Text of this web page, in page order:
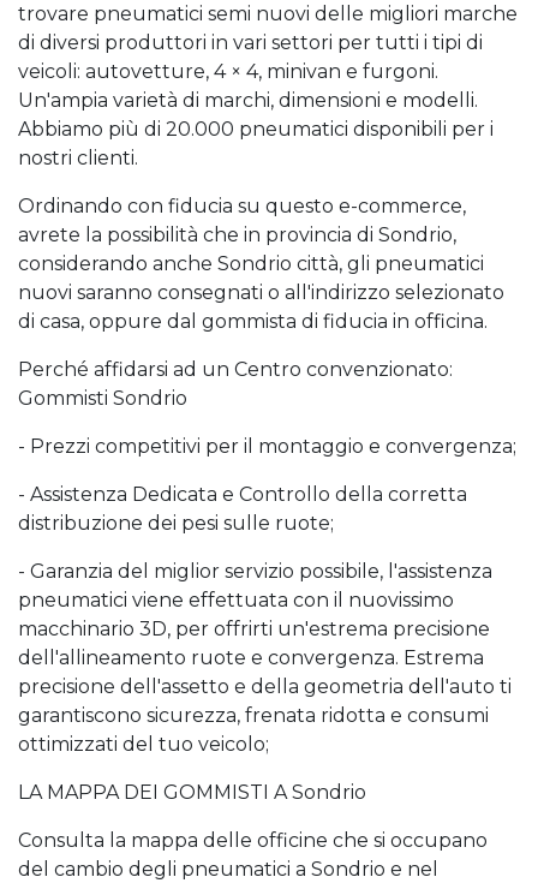
trovare pneumatici semi nuovi delle migliori marche
di diversi produttori in vari settori per tutti i tipi di
veicoli: autovetture, 4 × 4, minivan e furgoni.
Un'ampia varietà di marchi, dimensioni e modelli.
Abbiamo più di 20.000 pneumatici disponibili per i
nostri clienti.
Ordinando con fiducia su questo e-commerce,
avrete la possibilità che in provincia di Sondrio,
considerando anche Sondrio città, gli pneumatici
nuovi saranno consegnati o all'indirizzo selezionato
di casa, oppure dal gommista di fiducia in officina.
Perché affidarsi ad un Centro convenzionato:
Gommisti Sondrio
- Prezzi competitivi per il montaggio e convergenza;
- Assistenza Dedicata e Controllo della corretta
distribuzione dei pesi sulle ruote;
- Garanzia del miglior servizio possibile, l'assistenza
pneumatici viene effettuata con il nuovissimo
macchinario 3D, per offrirti un'estrema precisione
dell'allineamento ruote e convergenza. Estrema
precisione dell'assetto e della geometria dell'auto ti
garantiscono sicurezza, frenata ridotta e consumi
ottimizzati del tuo veicolo;
LA MAPPA DEI GOMMISTI A Sondrio
Consulta la mappa delle officine che si occupano
del cambio degli pneumatici a Sondrio e nel